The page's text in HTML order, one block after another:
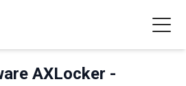
AXLocker -